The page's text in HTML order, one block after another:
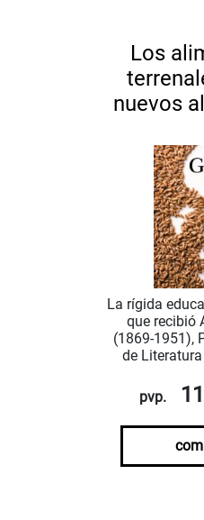
Los
nuevos
La rígida
que recibió
(1869-1951),
de
pvp.